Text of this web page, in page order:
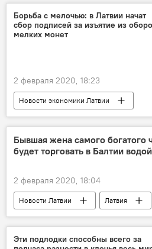
Борьба с мелочью: в Латвии начат
сбор подписей за изъятие из
мелких монет
2 февраля 2020, 18:23
Новости экономики Латвии
Бывшая жена самого богатого
будет торговать в Балтии
2 февраля 2020, 18:04
Новости Латвии Латвия
торговля
Эти подлодки способны всего за